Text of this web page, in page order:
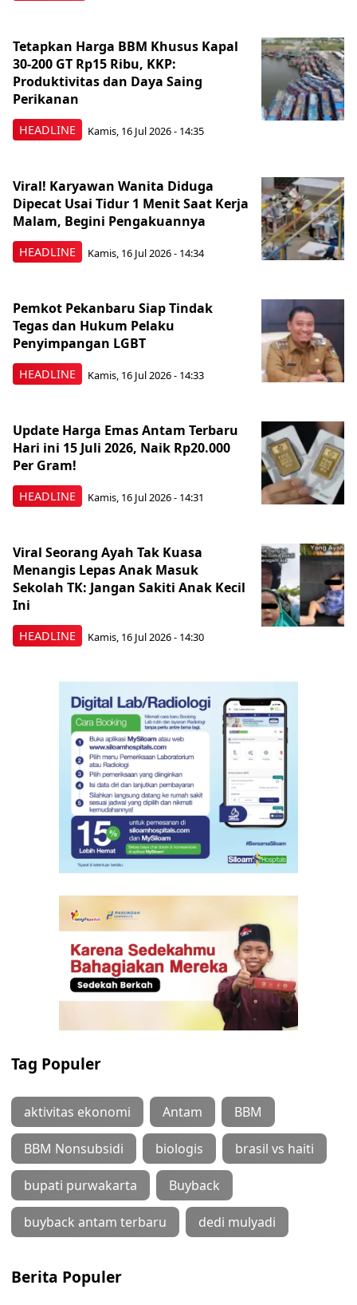
HEADLINE
Tetapkan Harga BBM Khusus Kapal
30-200 GT Rp15 Ribu, KKP:
Produktivitas dan Daya Saing
Perikanan
Kamis, 16 Jul 2026 - 14:35
HEADLINE
Viral! Karyawan Wanita Diduga
Dipecat Usai Tidur 1 Menit Saat Kerja
Malam, Begini Pengakuannya
Kamis, 16 Jul 2026 - 14:34
HEADLINE
Pemkot Pekanbaru Siap Tindak
Tegas dan Hukum Pelaku
Penyimpangan LGBT
Kamis, 16 Jul 2026 - 14:33
HEADLINE
Update Harga Emas Antam Terbaru
Hari ini 15 Juli 2026, Naik Rp20.000
Per Gram!
Kamis, 16 Jul 2026 - 14:31
HEADLINE
Viral Seorang Ayah Tak Kuasa
Menangis Lepas Anak Masuk
Sekolah TK: Jangan Sakiti Anak Kecil
Ini
Kamis, 16 Jul 2026 - 14:30
Tag Populer
aktivitas ekonomi Antam BBM
BBM Nonsubsidi biologis brasil vs haiti
bupati purwakarta Buyback
buyback antam terbaru dedi mulyadi
Berita Populer